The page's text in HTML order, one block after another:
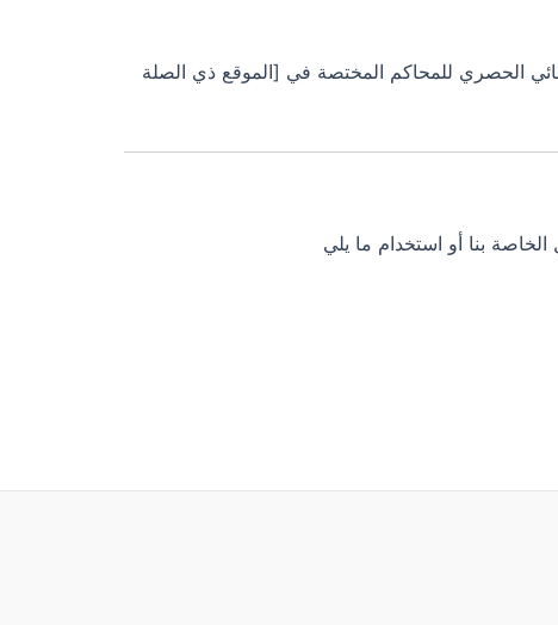
الحصري للمحاكم المختصة في [الموقع ذي الصلة
بنا أو استخدام ما يلي